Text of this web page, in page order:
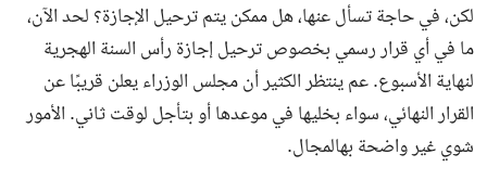
لكن، في حاجة تسأل عنها، هل ممكن يتم ترحيل الإجازة؟ لحد الآن،
ما في أي قرار رسمي بخصوص ترحيل إجازة رأس السنة الهجرية
لنهاية الأسبوع. عم ينتظر الكثير أن مجلس الوزراء يعلن قريبًا عن
القرار النهائي، سواء بخليها في موعدها أو بتأجل لوقت ثاني. الأمور
شوي غير واضحة بهالمجال.